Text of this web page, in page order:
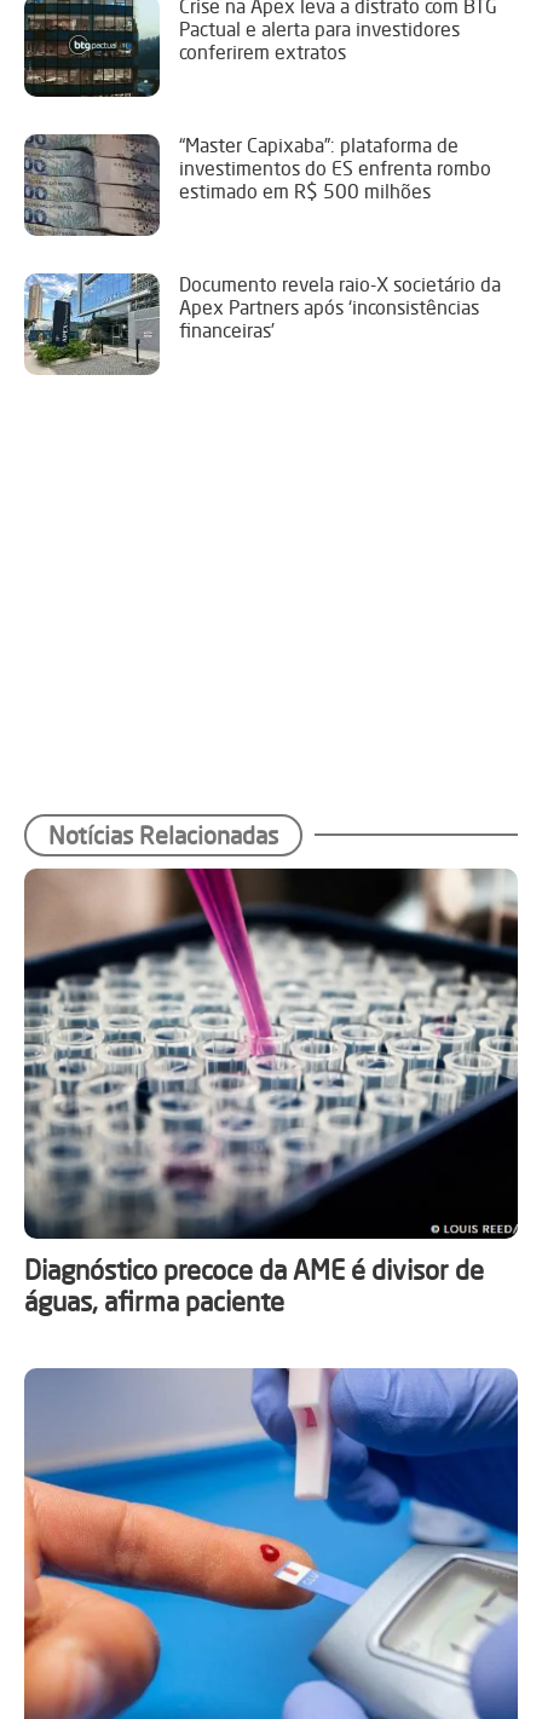
Crise na Apex leva a distrato com BTG
Pactual e alerta para investidores
conferirem extratos
“Master Capixaba”: plataforma de
investimentos do ES enfrenta rombo
estimado em R$ 500 milhões
Documento revela raio-X societário da
Apex Partners após ‘inconsistências
financeiras’
Notícias Relacionadas
Diagnóstico precoce da AME é divisor de
águas, afirma paciente